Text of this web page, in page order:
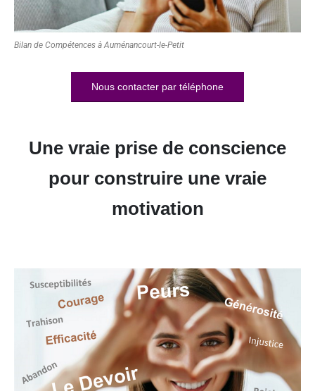
Bilan de Compétences à Auménancourt-le-Petit
Nous contacter par téléphone
Une vraie prise de conscience
pour construire une vraie
motivation